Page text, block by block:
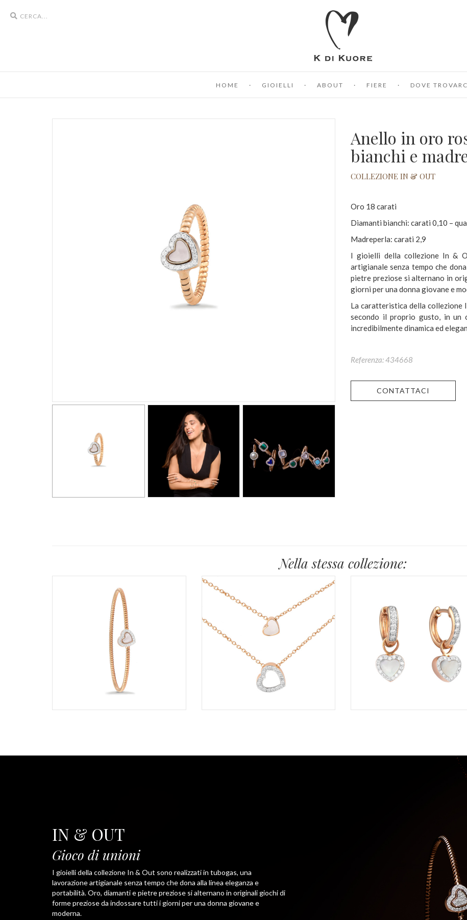
Search
HOME GIOIELLI ABOUT FIERE DOVE
Anello in oro
bianchi e
COLLEZIONE IN & OUT
Oro 18 carati
Diamanti bianchi: carati 0,10 –
Madreperla: carati 2,9
I gioielli della collezione In &
artigianale senza tempo che
pietre preziose si alternano in
giorni per una donna giovane e
La caratteristica della collezione
secondo il proprio gusto, in un
incredibilmente dinamica ed
Referenza: 434668
CONTATTACI
Nella stessa collezione:
IN & OUT
Gioco di unioni
I gioielli della collezione In & Out sono realizzati in tubogas, una
lavorazione artigianale senza tempo che dona alla linea eleganza e
portabilità. Oro, diamanti e pietre preziose si alternano in originali giochi di
forme preziose da indossare tutti i giorni per una donna giovane e
moderna.